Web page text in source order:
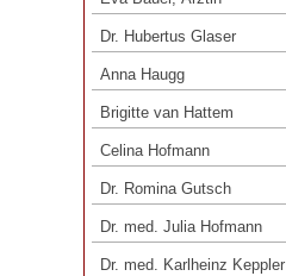
Dr. Hubertus Glaser
Anna Haugg
Brigitte van Hattem
Celina Hofmann
Dr. Romina Gutsch
Dr. med. Julia Hofmann
Dr. med. Karlheinz Keppler
Eva Bauer, Ärztin
Dr. Hubertus Glaser
Anna Haugg
Brigitte van Hattem
Celina Hofmann
Dr. Romina Gutsch
Dr. med. Julia Hofmann